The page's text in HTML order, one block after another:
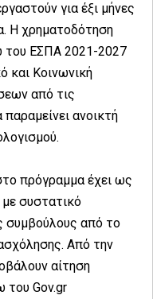
για έξι μήνες
Η χρηματοδότηση
του ΕΣΠΑ 2021-2027
και Κοινωνική
από τις
ανοικτή
πρόγραμμα έχει ως
με συστατικό
συμβούλους από το
Από την
αίτηση
του Gov.gr